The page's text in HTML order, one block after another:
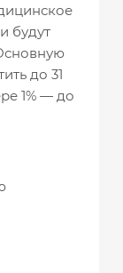
будут
до 31
1% — до